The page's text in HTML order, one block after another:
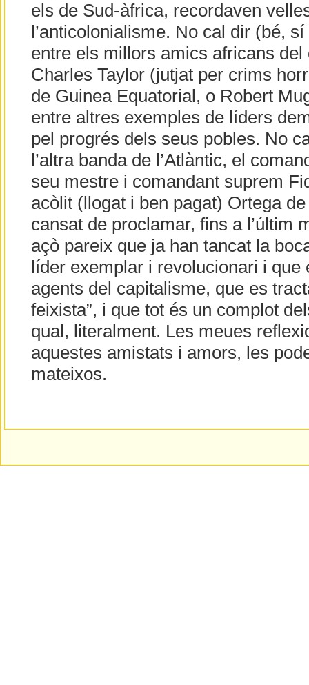
els de Sud-àfrica, recordaven
l’anticolonialisme. No cal dir (bé,
entre els millors amics africans del
Charles Taylor (jutjat per crims
de Guinea Equatorial, o Robert
entre altres exemples de líders
pel progrés dels seus pobles. No
l’altra banda de l’Atlàntic, el
seu mestre i comandant suprem
acòlit (llogat i ben pagat) Ortega
cansat de proclamar, fins a l’últim
açò pareix que ja han tancat la
líder exemplar i revolucionari i
agents del capitalisme, que es
feixista”, i que tot és un complot
qual, literalment. Les meues
aquestes amistats i amors, les
mateixos.